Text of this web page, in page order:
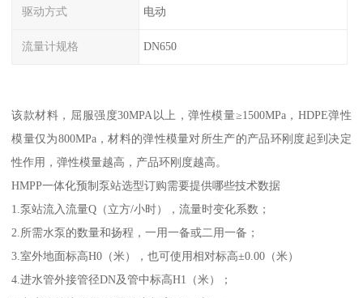
驱动方式 电动
流量计规格 DN650
该款材料，屈服强度30MPA以上，弹性模量≥1500MPa，HDPE弹性
模量仅为800MPa，材料的弹性模量对所生产的产品环刚度起到决定
性作用，弹性模量越高，产品环刚度越高。
HMPP一体化预制泵站选型订购需要提供哪些技术数据
1.泵站流入流量Q（立方/小时），流量时变化系数；
2.所需水泵的数量和扬程，一用一备或二用一备；
3.室外地面标高H0（米），也可使用相对标高±0.00（米）
4.进水管外接管径DN及管中标高H1（米）；